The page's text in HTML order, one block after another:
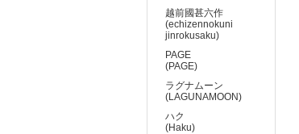
越前國甚六作
(echizennokuni
jinrokusaku)
PAGE
(PAGE)
ラグナムーン
(LAGUNAMOON)
ハク
(Haku)